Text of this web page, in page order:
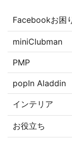
Facebookお困
miniClubman
PMP
popIn Aladdin
インテリア
お役立ち